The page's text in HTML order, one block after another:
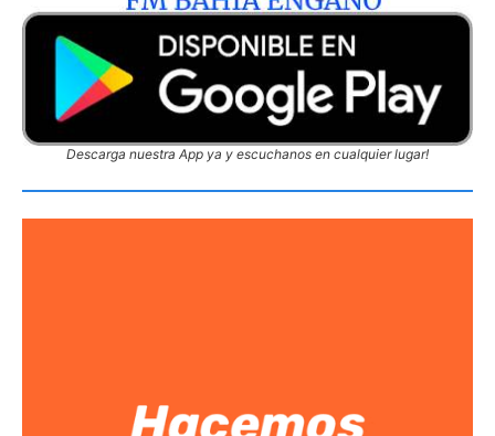
Descarga nuestra App ya y escuchanos en cualquier lugar!